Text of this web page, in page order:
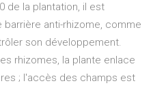
de la plantation, il est
anti-rhizome, comme
son développement.
rhizomes, la plante enlace
; l'accès des champs est